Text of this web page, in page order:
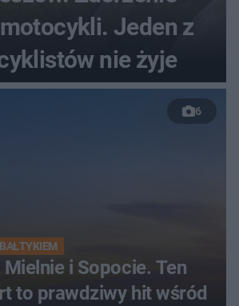
Jeden z
nie żyje
6
i Sopocie. Ten
to prawdziwy hit wśród